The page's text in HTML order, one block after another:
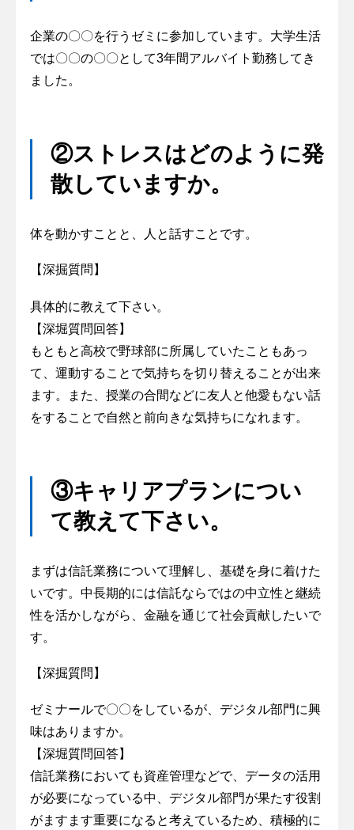
企業の〇〇を行うゼミに参加しています。大学生活
では〇〇の〇〇として3年間アルバイト勤務してき
ました。
②ストレスはどのように発
散していますか。
体を動かすことと、人と話すことです。
【深掘質問】
具体的に教えて下さい。
【深堀質問回答】
もともと高校で野球部に所属していたこともあっ
て、運動することで気持ちを切り替えることが出来
ます。また、授業の合間などに友人と他愛もない話
をすることで自然と前向きな気持ちになれます。
③キャリアプランについ
て教えて下さい。
まずは信託業務について理解し、基礎を身に着けた
いです。中長期的には信託ならではの中立性と継続
性を活かしながら、金融を通じて社会貢献したいで
す。
【深掘質問】
ゼミナールで〇〇をしているが、デジタル部門に興
味はありますか。
【深堀質問回答】
信託業務においても資産管理などで、データの活用
が必要になっている中、デジタル部門が果たす役割
がますます重要になると考えているため、積極的に